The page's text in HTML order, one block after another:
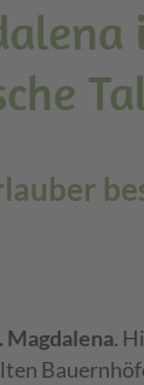
Magdalena.